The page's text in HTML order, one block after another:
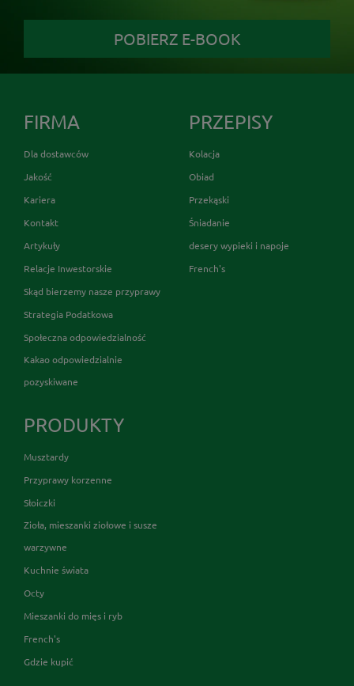
POBIERZ E-BOOK
FIRMA
Dla dostawców
Jakość
Kariera
Kontakt
Artykuły
Relacje Inwestorskie
Skąd bierzemy nasze przyprawy
Strategia Podatkowa
Społeczna odpowiedzialność
Kakao odpowiedzialnie
pozyskiwane
PRZEPISY
Kolacja
Obiad
Przekąski
Śniadanie
desery wypieki i napoje
French's
PRODUKTY
Musztardy
Przyprawy korzenne
Słoiczki
Zioła, mieszanki ziołowe i susze
warzywne
Kuchnie świata
Octy
Mieszanki do mięs i ryb
French's
Gdzie kupić